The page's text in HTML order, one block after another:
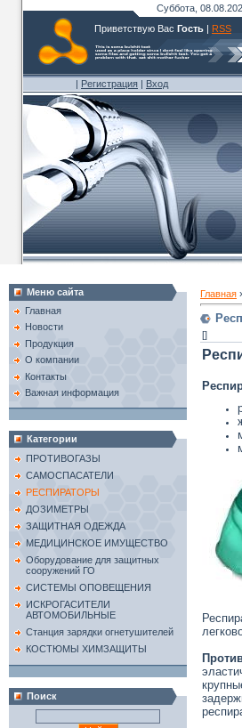
Суббота,
Приветствую Вас Гость | RSS
| Регистрация | Вход
Меню сайта
Главная
Новости
Продукция
О компании
Контакты
Важная информация
Категории
ПРОТИВОГАЗЫ
САМОСПАСАТЕЛИ
РЕСПИРАТОРЫ
ДОЗИМЕТРЫ
ЗАЩИТНАЯ ОДЕЖДА
МЕДИЦИНСКОЕ ИМУЩЕСТВО
Оборудование для защитных
сооружений ГО
СИСТЕМЫ ОПОВЕЩЕНИЯ
ИСКРОГАСИТЕЛИ
АВТОМОБИЛЬНЫЕ
Станция зарядки огнетушителей
КОСТЮМЫ ХИМЗАЩИТЫ
Поиск
Главная
[]